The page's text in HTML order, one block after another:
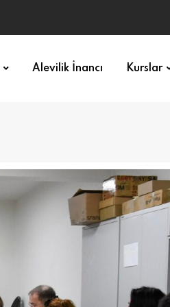
Alevilik İnancı Kurslar